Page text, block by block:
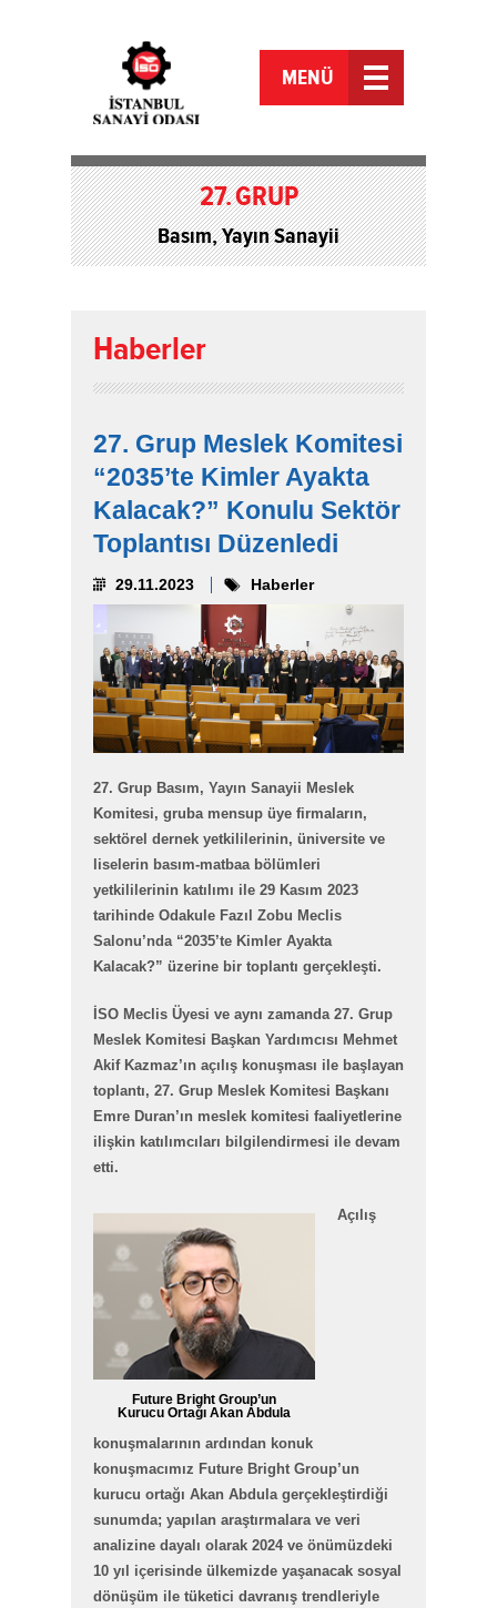
27.GRUP
Basım, Yayın Sanayii
MENÜ
Haberler
27. Grup Meslek Komitesi
“2035’te Kimler Ayakta
Kalacak?” Konulu Sektör
Toplantısı Düzenledi
29.11.2023 Haberler
27. Grup Basım, Yayın Sanayii Meslek
Komitesi, gruba mensup üye firmaların,
sektörel dernek yetkililerinin, üniversite ve
liselerin basım-matbaa bölümleri
yetkililerinin katılımı ile 29 Kasım 2023
tarihinde Odakule Fazıl Zobu Meclis
Salonu’nda “2035’te Kimler Ayakta
Kalacak?” üzerine bir toplantı gerçekleşti.
İSO Meclis Üyesi ve aynı zamanda 27. Grup
Meslek Komitesi Başkan Yardımcısı Mehmet
Akif Kazmaz’ın açılış konuşması ile başlayan
toplantı, 27. Grup Meslek Komitesi Başkanı
Emre Duran’ın meslek komitesi faaliyetlerine
ilişkin katılımcıları bilgilendirmesi ile devam
etti.
Future Bright Group’un
Kurucu Ortağı Akan Abdula
Açılış
konuşmalarının ardından konuk
konuşmacımız Future Bright Group’un
kurucu ortağı Akan Abdula gerçekleştirdiği
sunumda; yapılan araştırmalara ve veri
analizine dayalı olarak 2024 ve önümüzdeki
10 yıl içerisinde ülkemizde yaşanacak sosyal
dönüşüm ile tüketici davranış trendleriyle